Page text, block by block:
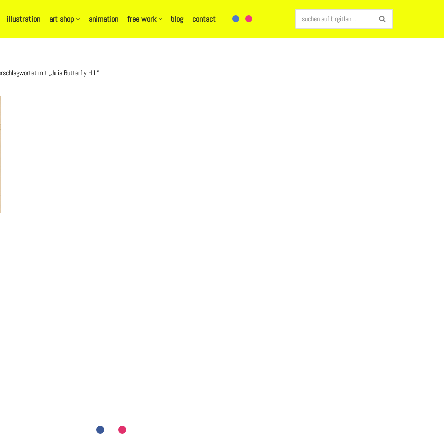
illustration art shop animation free work blog contact
mit „Julia Butterfly Hill“